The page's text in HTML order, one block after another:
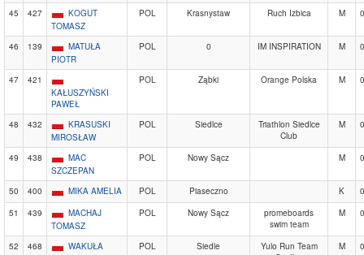
45 427
KOGUT
TOMASZ
POL Krasnystaw Ruch Izbica M
46 139
MATUŁA
PIOTR
POL 0 IM INSPIRATION M
47
421
KAŁUSZYŃSKI
PAWEŁ
POL Ząbki Orange Polska M
48 432
KRASUSKI
MIROSŁAW
POL Siedlce
Triathlon Siedlce
Club
M
49 438
MAC
SZCZEPAN
POL Nowy Sącz M
50 400 MIKA AMELIA POL Piaseczno K
51
439
MACHAJ
TOMASZ
POL Nowy Sącz
promeboards
swim team
M
52 468
WAKUŁA
POL Siedle
Yulo Run Team
M